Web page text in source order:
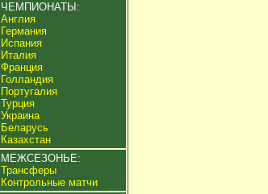
ЧЕМПИОНАТЫ:
Англия
Германия
Испания
Италия
Франция
Голландия
Португалия
Турция
Украина
Беларусь
Казахстан
МЕЖСЕЗОНЬЕ:
Трансферы
Контрольные матчи